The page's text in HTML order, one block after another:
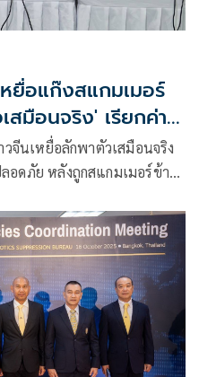
ยื่อแก๊งสแกมเมอร์
มือนจริง' เรียกค่า
จีนเหยื่อลักพาตัวเสมือนจริง
อดภัย หลังถูกสแกมเมอร์ข้าม